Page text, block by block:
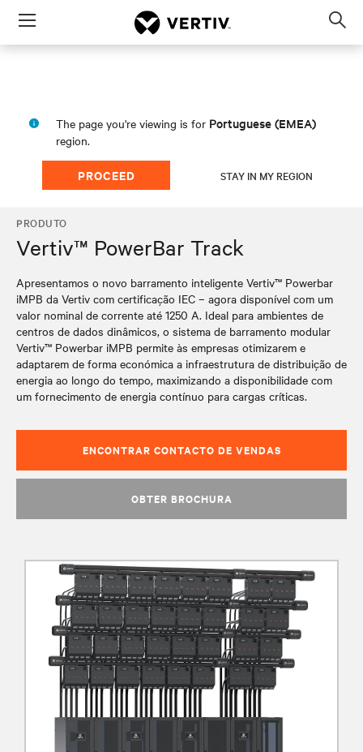
Menu
The page you're viewing is for Portuguese (EMEA)
region.
PROCEED STAY IN MY REGION
PRODUTO
Vertiv™ PowerBar Track
Apresentamos o novo barramento inteligente Vertiv™ Powerbar
iMPB da Vertiv com certificação IEC – agora disponível com um
valor nominal de corrente até 1250 A. Ideal para ambientes de
centros de dados dinâmicos, o sistema de barramento modular
Vertiv™ Powerbar iMPB permite às empresas otimizarem e
adaptarem de forma económica a infraestrutura de distribuição de
energia ao longo do tempo, maximizando a disponibilidade com
um fornecimento de energia contínuo para cargas críticas.
ENCONTRAR CONTACTO DE VENDAS
OBTER BROCHURA